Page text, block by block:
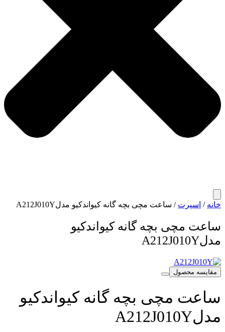
خانه / اسپرت / ساعت مچی بچه گانه کیواندکیو مدلA212J010Y
ساعت مچی بچه گانه کیواندکیو
مدلA212J010Y
مقایسه محصول
ساعت مچی بچه گانه کیواندکیو
مدلA212J010Y